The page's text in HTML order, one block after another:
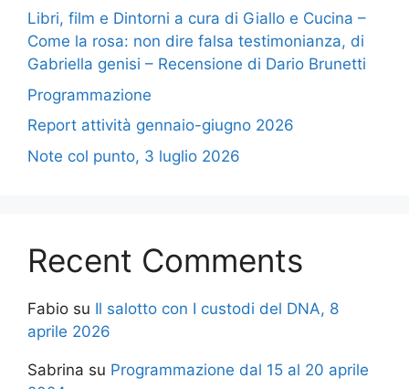
Libri, film e Dintorni a cura di Giallo e Cucina –
Come la rosa: non dire falsa testimonianza, di
Gabriella genisi – Recensione di Dario Brunetti
Programmazione
Report attività gennaio-giugno 2026
Note col punto, 3 luglio 2026
Recent Comments
Fabio su Il salotto con I custodi del DNA, 8
aprile 2026
Sabrina su Programmazione dal 15 al 20 aprile